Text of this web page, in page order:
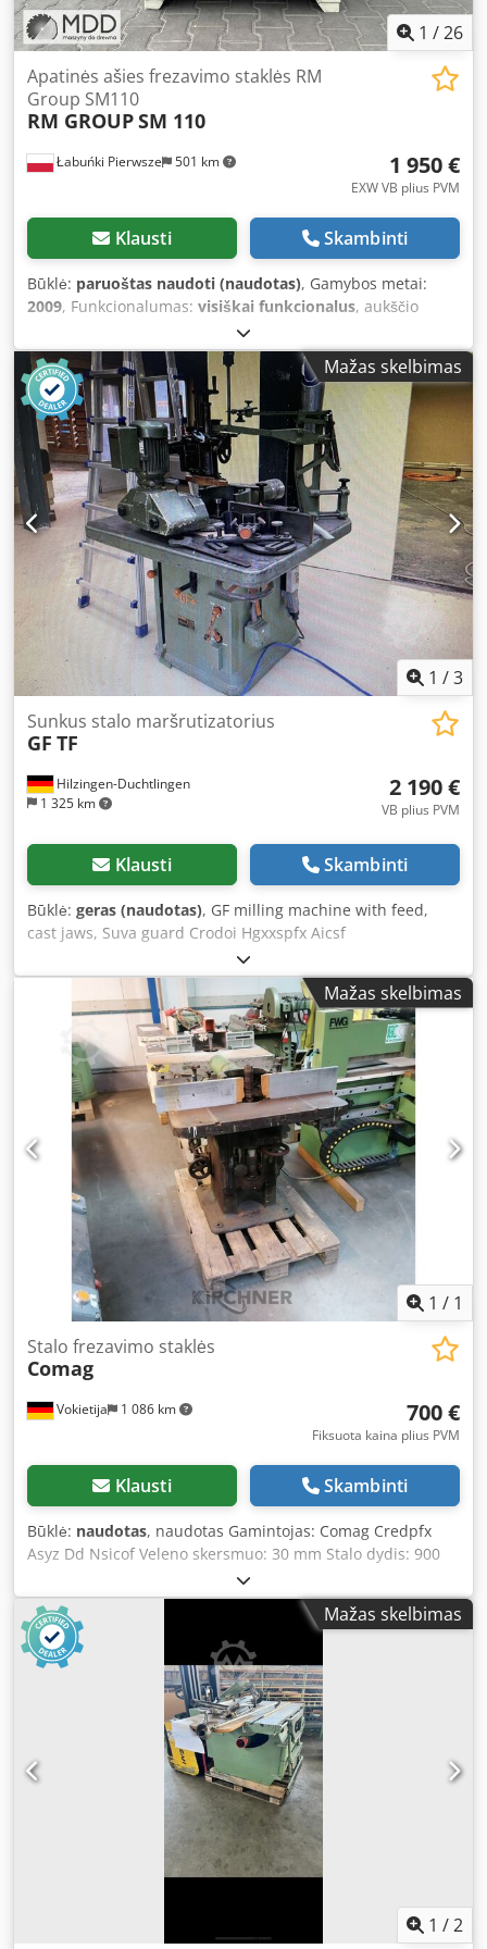
1 /26
Łabuńki Pierwsze 501 km
Apatinės ašies frezavimo staklės RM
Group SM110
RM GROUPSM 110
1 950 €
EXW VB plius PVM
Klausti Skambinti
Būklė: paruoštas naudoti (naudotas), Gamybos metai:
2009, Funkcionalumas: visiškai funkcionalus, aukščio
mechaninis, Apatinis veleno frezavimo
staklės RM Group Specifikacija: • būklė – naudota, po
pilnos apžiūros • gamintojas – RM Group • modelis – SM
110 • veleno skersmuo – 30 mm • variklio galia – 4 kW •
variklio paleidimas – trikampis-žvaigždė • 3 reguliuojami
diržų sukimosi greičiai: 6/8/10 tūkst. aps./min • rankinis
aukštyn/žemyn reguliavimas • originalūs dažai • ištraukimo
antgalis – 120 mm • pagaminimo metai – 2009 • svoris –
360 kg Csdew Avxbspfx Aicerf • bendri matmenys – 112 x
75 x 115 cm (ilgis x plotis x aukštis) Papildoma informacija:
• labai gera techninė ir vizualinė gamyklinė būklė •
pateiktos nuotraukos atspindi parduodamo daikto realią
būklę • įrenginį galima įjungti ir patikrinti vietoje
Mažas skelbimas
1 /3
Hilzingen-Duchtlingen
1 325 km
Sunkus stalo maršrutizatorius
GF TF
2 190 €
VB plius PVM
Klausti Skambinti
Būklė: geras (naudotas), GF milling machine with feed,
cast jaws, Suva guard Crodoi Hgxxspfx Aicsf
Mažas skelbimas
1 / 1
Vokietija 1 086 km
Stalo frezavimo staklės
Comag
700 €
Fiksuota kaina plius PVM
Klausti Skambinti
Būklė: naudotas, naudotas Gamintojas: Comag Credpfx
Asyz Dd Nsicof Veleno skersmuo: 30 mm Stalo dydis: 900
mm x 900 mm Ištraukimo jungtis D 120 mm Užimama vieta
apie 900 mm x 1100 mm x 1000 mm Sandėlio vieta: 97447
Gerolzhofen, pakrauta laisvai, be pakuotės Perdavimas
esamos būklės, kaip apžiūrėta, be garantijos ar
atsakomybės
Mažas skelbimas
1 /2